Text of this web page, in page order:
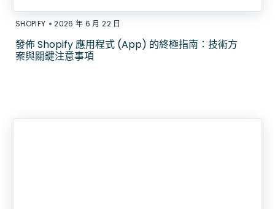
SHOPIFY • 2026 年 6 月 22 日
發佈 Shopify 應用程式 (App) 的終極指南：技術方
案與關鍵注意事項